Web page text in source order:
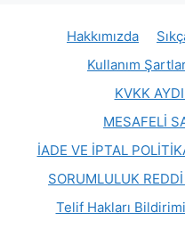
Hakkımızda
Kullanım
KVKK
MESAFELİ
İADE VE İPTAL
SORUMLULUK
Telif Hakları Bildirimi